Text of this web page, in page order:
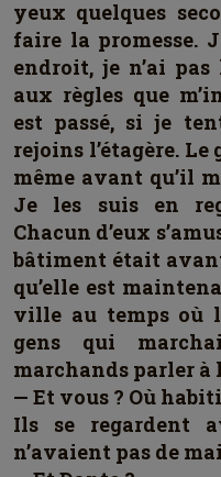
yeux quelques
faire la promesse.
endroit, je n’ai
aux règles que
est passé, si je
rejoins l’étagère.
même avant qu’il
Je les suis en
Chacun d’eux
bâtiment était
qu’elle est
ville au temps où
gens qui
marchands parler à
— Et vous ? Où
Ils se regardent
n’avaient pas de